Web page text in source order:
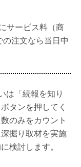
サービス料（商
注文なら当日中
は「続報を知り
タンを押してく
のみをカウント
掘り取材を実施
検討します。